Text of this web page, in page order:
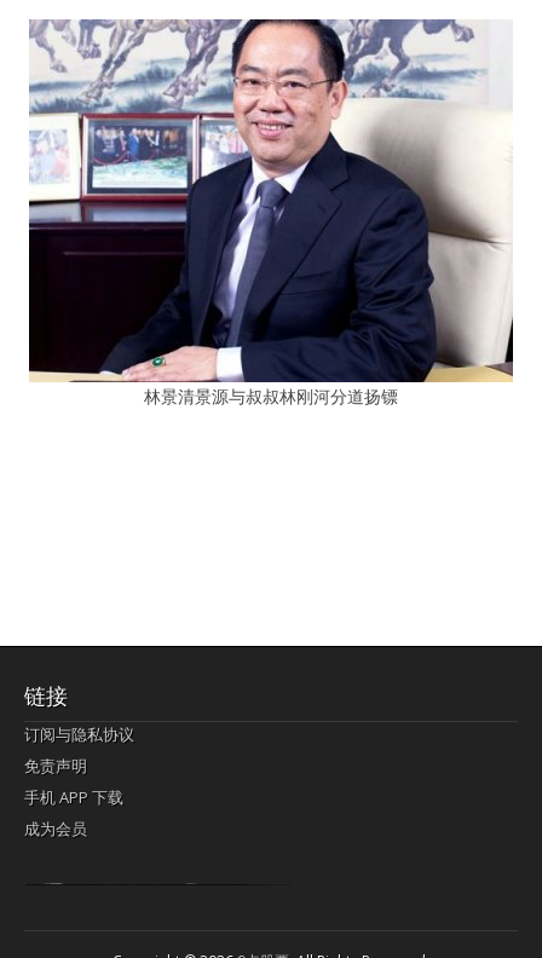
林景清景源与叔叔林刚河分道扬镖
链接
订阅与隐私协议
免责声明
手机 APP 下载
成为会员